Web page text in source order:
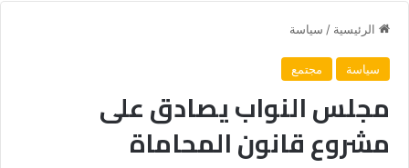
الرئيسية / سياسة
سياسة مجتمع
مجلس النواب يصادق على
مشروع قانون المحاماة